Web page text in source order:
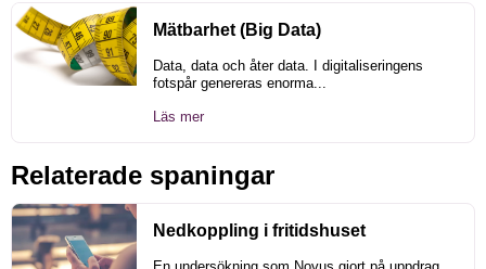
Mätbarhet (Big Data)
Data, data och åter data. I digitaliseringens
fotspår genereras enorma...
Läs mer
Relaterade spaningar
Nedkoppling i fritidshuset